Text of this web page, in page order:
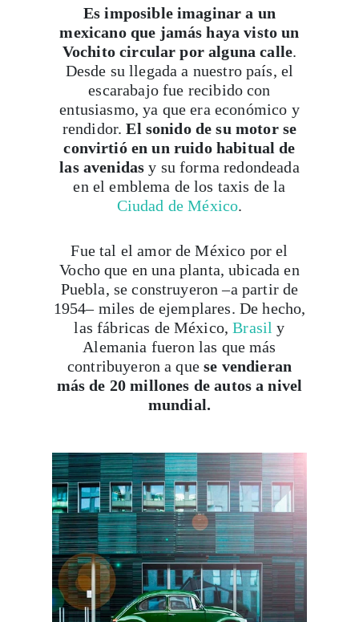
Es imposible imaginar a un
mexicano que jamás haya visto un
Vochito circular por alguna calle.
Desde su llegada a nuestro país, el
escarabajo fue recibido con
entusiasmo, ya que era económico y
rendidor.El sonido de su motor se
convirtió en un ruido habitual de
las avenidasy su forma redondeada
en el emblema de los taxis de la
Ciudad de México.
Fue tal el amor de México por el
Vocho que en una planta, ubicada en
Puebla, se construyeron –a partir de
1954– miles de ejemplares. De hecho,
las fábricas de México,Brasil y
Alemania fueron las que más
contribuyeron a quese vendieran
más de 20 millones de autos a nivel
mundial.
Viaja con Travesías, recibe cada semana
itinerarios, tips de insider y las guías más